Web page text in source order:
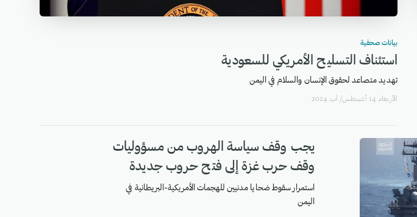
بيانات صحفية
استئناف التسليح الأمريكي للسعودية
تهديد متصاعد لحقوق الإنسان والسلام في اليمن
اﻷربعاء, 14 أغسطس/ آب, 2024
يجب وقف سياسة الهروب من مسؤوليات
وقف حرب غزة إلى فتح حروب جديدة
استمرار سقوط ضحايا مدنيين للهجمات الأمريكية-البريطانية في
اليمن